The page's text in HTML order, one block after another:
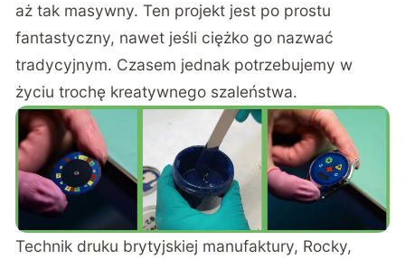
aż tak masywny. Ten projekt jest po prostu
fantastyczny, nawet jeśli ciężko go nazwać
tradycyjnym. Czasem jednak potrzebujemy w
życiu trochę kreatywnego szaleństwa.
Technik druku brytyjskiej manufaktury, Rocky,